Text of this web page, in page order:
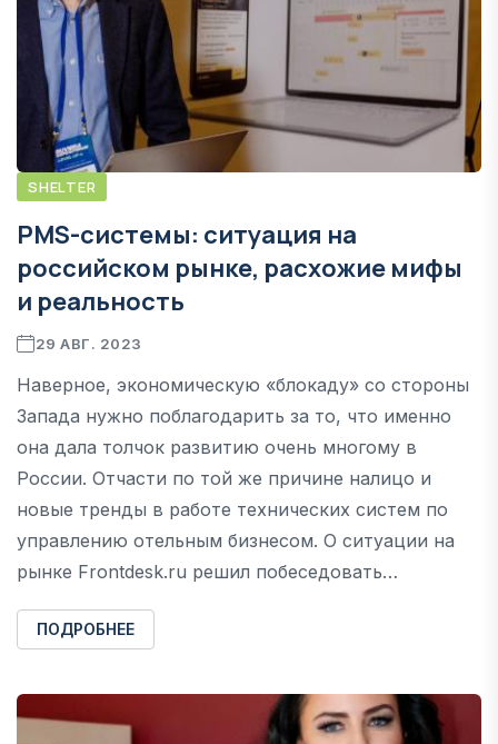
SHELTER
PMS-системы: ситуация на
российском рынке, расхожие мифы
и реальность
29 АВГ. 2023
Наверное, экономическую «блокаду» со стороны
Запада нужно поблагодарить за то, что именно
она дала толчок развитию очень многому в
России. Отчасти по той же причине налицо и
новые тренды в работе технических систем по
управлению отельным бизнесом. О ситуации на
рынке Frontdesk.ru решил побеседовать…
ПОДРОБНЕЕ